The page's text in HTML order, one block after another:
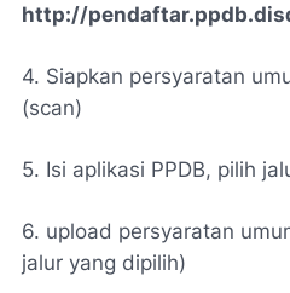
http://
4. Siapkan persyaratan
(scan)
5. Isi aplikasi PPDB, pilih
6. upload persyaratan
jalur yang dipilih)